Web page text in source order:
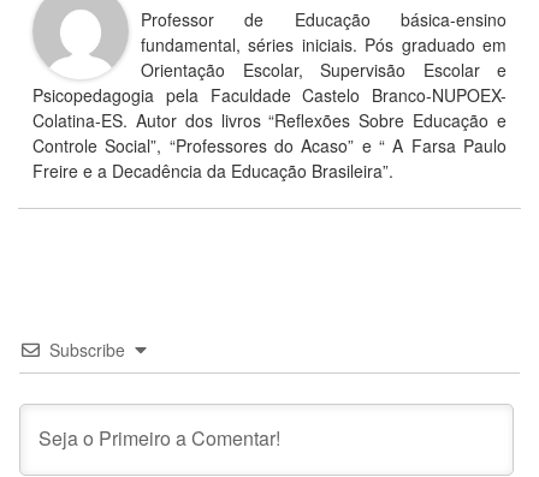
Professor de Educação básica-ensino
fundamental, séries iniciais. Pós graduado em
Orientação Escolar, Supervisão Escolar e
Psicopedagogia pela Faculdade Castelo Branco-NUPOEX-
Colatina-ES. Autor dos livros “Reflexões Sobre Educação e
Controle Social”, “Professores do Acaso” e “ A Farsa Paulo
Freire e a Decadência da Educação Brasileira”.
Subscribe